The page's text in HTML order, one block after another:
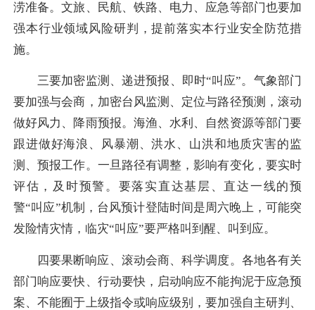
涝准备。文旅、民航、铁路、电力、应急等部门也要加
强本行业领域风险研判，提前落实本行业安全防范措
施。
三要加密监测、递进预报、即时“叫应”。气象部门
要加强与会商，加密台风监测、定位与路径预测，滚动
做好风力、降雨预报。海渔、水利、自然资源等部门要
跟进做好海浪、风暴潮、洪水、山洪和地质灾害的监
测、预报工作。一旦路径有调整，影响有变化，要实时
评估，及时预警。要落实直达基层、直达一线的预
警“叫应”机制，台风预计登陆时间是周六晚上，可能突
发险情灾情，临灾“叫应”要严格叫到醒、叫到应。
四要果断响应、滚动会商、科学调度。各地各有关
部门响应要快、行动要快，启动响应不能拘泥于应急预
案、不能囿于上级指令或响应级别，要加强自主研判、